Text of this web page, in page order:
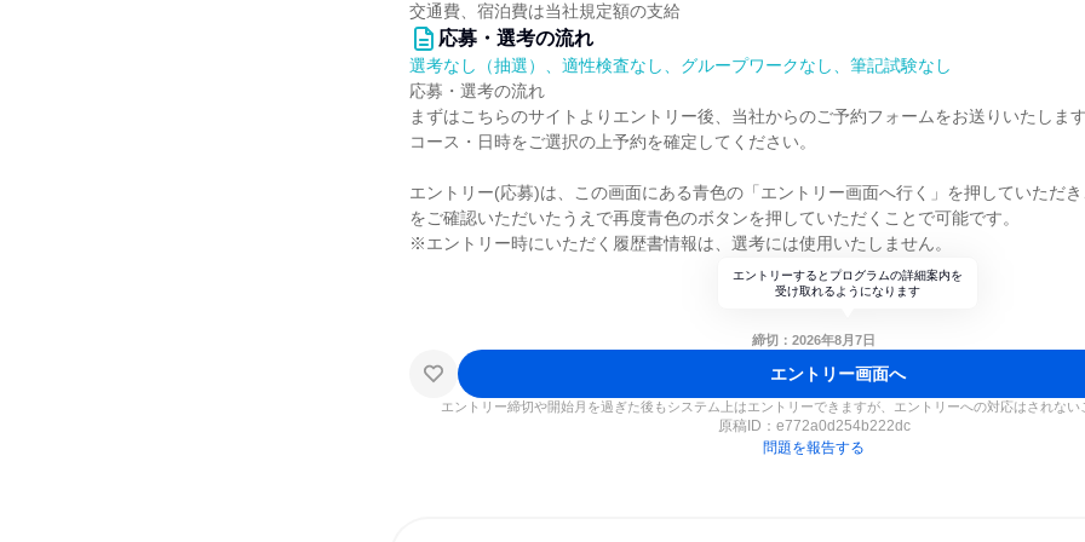
交通費、宿泊費は当社規定額の支給
応募・選考の流れ
選考なし（抽選）、適性検査なし、グループワークなし、筆記試験なし
応募・選考の流れ
まずはこちらのサイトよりエントリー後、当社からのご予約フォームをお送りいたしま
コース・日時をご選択の上予約を確定してください。
エントリー(応募)は、この画面にある青色の「エントリー画面へ行く」を押していただ
をご確認いただいたうえで再度青色のボタンを押していただくことで可能です。
※エントリー時にいただく履歴書情報は、選考には使用いたしません。
エントリーするとプログラムの詳細案内を
受け取れるようになります
締切：2026年8月7日
エントリー画面へ
エントリー締切や開始月を過ぎた後もシステム上はエントリーできますが、エントリーへの対応はされない
原稿ID： e772a0d254b222dc
問題を報告する